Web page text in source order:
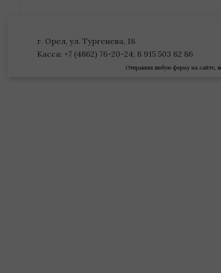
г. Орел, ул. Тургенева, 18
Касса: +7 (4862) 76-20-24; 8 915 503 82 86
Отправляя любую форму на сайте,